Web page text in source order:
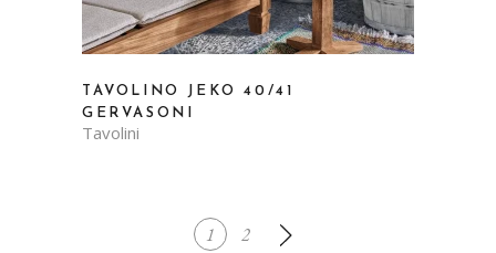
TAVOLINO JEKO 40/41
GERVASONI
Tavolini
1 2